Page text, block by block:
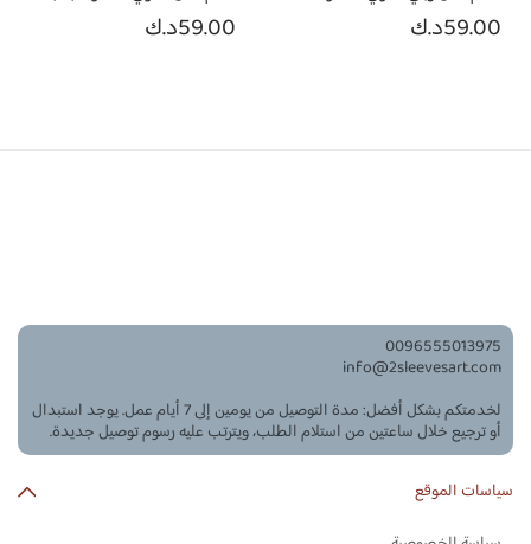
59.00د.ك 59.00د.ك
سياسات الموقع
‪0096555013975‬
info@2sleevesart.com
لخدمتكم بشكل أفضل: مدة التوصيل من يومين إلى 7 أيام عمل. يوجد استبدال
أو ترجيع خلال ساعتين من استلام الطلب، ويترتب عليه رسوم توصيل جديدة.